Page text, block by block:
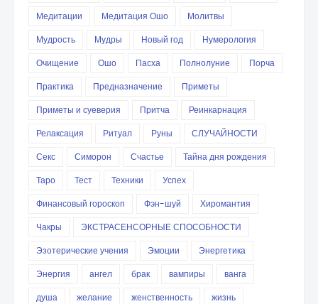
Медитации
Медитация Ошо
Молитвы
Мудрость
Мудры Новый год
Нумерология
Очищение
Ошо Пасха Полнолуние
Порча
Практика
Предназначение
Приметы
Приметы и суеверия
Притча
Реинкарнация
Релаксация
Ритуал Руны
СЛУЧАЙНОСТИ
Секс
Симорон Счастье
Тайна дня рождения
Таро
Тест Техники
Успех
Финансовый гороскоп
Фэн-шуй
Хиромантия
Чакры
ЭКСТРАСЕНСОРНЫЕ СПОСОБНОСТИ
Эзотерические учения
Эмоции
Энергетика
Энергия
ангел брак вампиры
ванга
душа
желание женственность
жизнь